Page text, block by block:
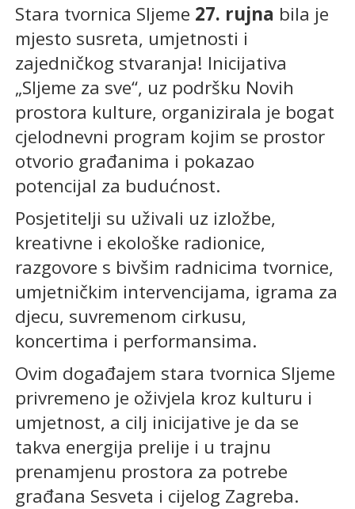
Stara tvornica Sljeme 27. rujna bila je
mjesto susreta, umjetnosti i
zajedničkog stvaranja! Inicijativa
„Sljeme za sve“, uz podršku Novih
prostora kulture, organizirala je bogat
cjelodnevni program kojim se prostor
otvorio građanima i pokazao
potencijal za budućnost.
Posjetitelji su uživali uz izložbe,
kreativne i ekološke radionice,
razgovore s bivšim radnicima tvornice,
umjetničkim intervencijama, igrama za
djecu, suvremenom cirkusu,
koncertima i performansima.
Ovim događajem stara tvornica Sljeme
privremeno je oživjela kroz kulturu i
umjetnost, a cilj inicijative je da se
takva energija prelije i u trajnu
prenamjenu prostora za potrebe
građana Sesveta i cijelog Zagreba.